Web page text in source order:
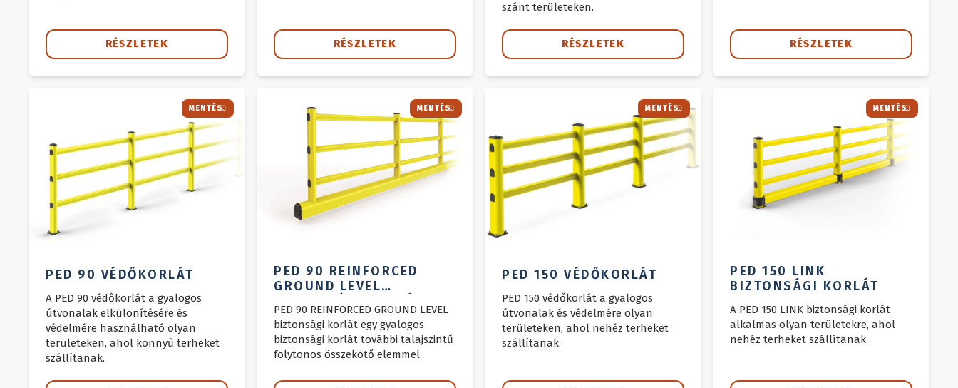
RÉSZLETEK RÉSZLETEK
szánt területeken.
RÉSZLETEK RÉSZLETEK
MENTÉS
PED 90 VÉDŐKORLÁT
A PED 90 védőkorlát a gyalogos
útvonalak elkülönítésére és
védelmére használható olyan
területeken, ahol könnyű terheket
szállítanak.
MENTÉS
PED 90 REINFORCED
GROUND LEVEL
PED 90 REINFORCED GROUND LEVEL
biztonsági korlát egy gyalogos
biztonsági korlát további talajszintű
folytonos összekötő elemmel.
MENTÉS
PED 150 VÉDŐKORLÁT
PED 150 védőkorlát a gyalogos
útvonalak és védelmére olyan
területeken, ahol nehéz terheket
szállítanak.
MENTÉS
PED 150 LINK
BIZTONSÁGI KORLÁT
A PED 150 LINK biztonsági korlát
alkalmas olyan területekre, ahol
nehéz terheket szállítanak.